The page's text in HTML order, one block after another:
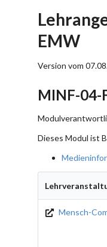
EMW
Version vom
MINF-04-
Dieses Modul ist
Mensch-